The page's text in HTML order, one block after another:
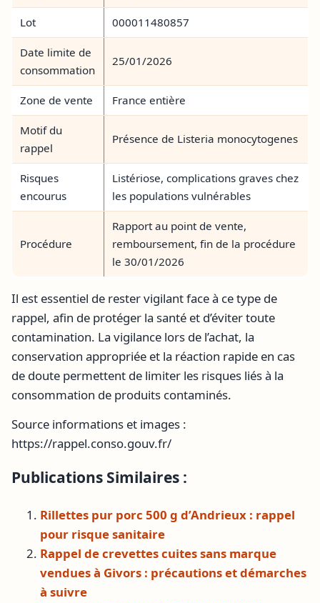
Lot 000011480857
Date limite de
consommation
25/01/2026
Zone de vente France entière
Motif du
rappel
Présence de Listeria monocytogenes
Risques
encourus
Listériose, complications graves chez
les populations vulnérables
Procédure
Rapport au point de vente,
remboursement, fin de la procédure
le 30/01/2026
Il est essentiel de rester vigilant face à ce type de
rappel, afin de protéger la santé et d’éviter toute
contamination. La vigilance lors de l’achat, la
conservation appropriée et la réaction rapide en cas
de doute permettent de limiter les risques liés à la
consommation de produits contaminés.
Source informations et images :
https://rappel.conso.gouv.fr/
Publications Similaires :
Rillettes pur porc 500 g d’Andrieux : rappel
pour risque sanitaire
Rappel de crevettes cuites sans marque
vendues à Givors : précautions et démarches
à suivre